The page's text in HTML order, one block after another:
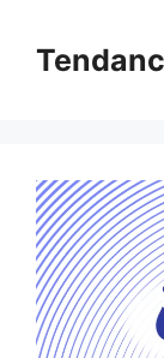
contenu